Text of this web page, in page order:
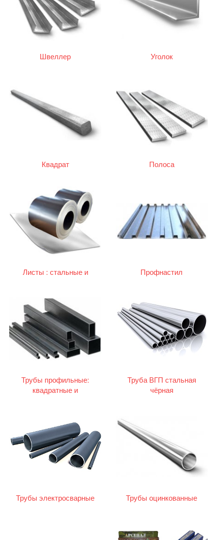
Швеллер Уголок
Квадрат Полоса
Листы : стальные и
Профнастил
Трубы профильные:
квадратные и
Труба ВГП стальная
чёрная
Трубы электросварные Трубы оцинкованные